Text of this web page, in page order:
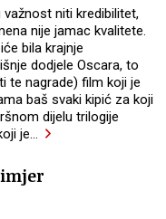
važnost niti kredibilitet,
nije jamac kvalitete.
bila krajnje
dodjele Oscara, to
te nagrade) film koji je
baš svaki kipić za koji
dijelu trilogije
je…